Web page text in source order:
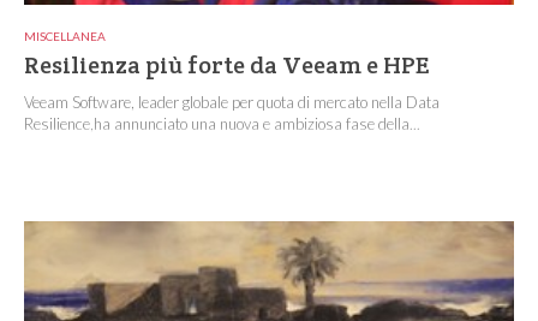
MISCELLANEA
Resilienza più forte da Veeam e HPE
Veeam Software, leader globale per quota di mercato nella Data
Resilience,ha annunciato una nuova e ambiziosa fase della...